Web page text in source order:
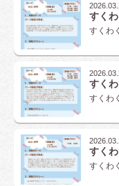
すく
すくわ
すく
すくわ
すく
すくわ